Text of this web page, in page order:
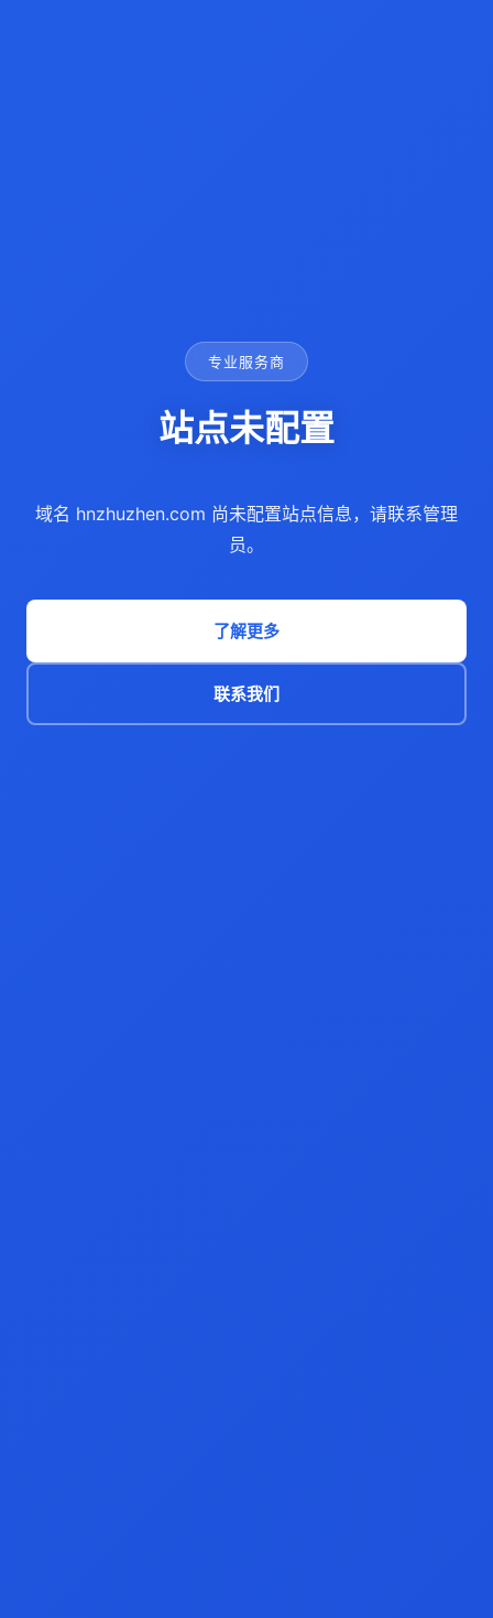
专业服务商
站点未配置
域名 hnzhuzhen.com 尚未配置站点信息，请联系管理
员。
了解更多
联系我们